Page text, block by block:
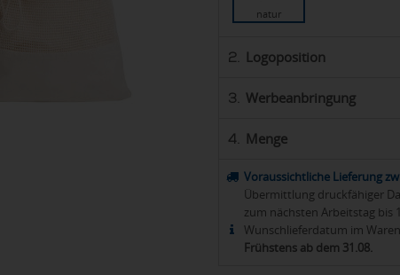
natur
2. Logoposition
3. Werbeanbringung
4. Menge
Voraussichtliche Lieferung
Übermittlung druckfähiger
zum nächsten Arbeitstag bis
Wunschlieferdatum im
Frühstens ab dem 31.08.